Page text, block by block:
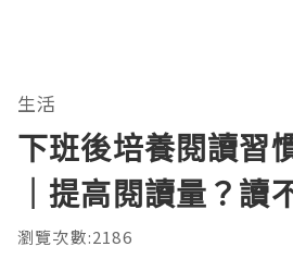
生活
下班後培養閱讀習
｜提高閱讀量？讀
瀏覽次數:2186